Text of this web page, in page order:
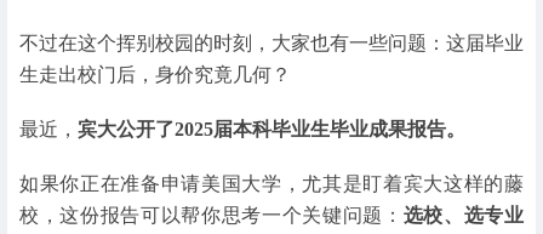
不过在这个挥别校园的时刻，大家也有一些问题：这届毕业
生走出校门后，身价究竟几何？
最近， 宾大公开了2025届本科毕业生毕业成果报告。
如果你正在准备申请美国大学，尤其是盯着宾大这样的藤
校，这份报告可以帮你思考一个关键问题： 选校、选专业